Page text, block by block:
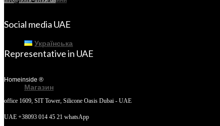
Українська
Магазин
Social media UAE
Representative in UAE
Homeinside ®
office 1609, SIT Tower, Silicone Oasis Dubai - UAE
UAE +38093 014 45 21 whatsApp